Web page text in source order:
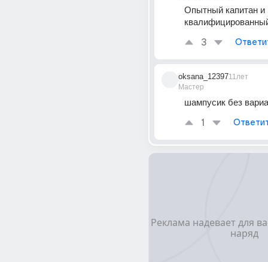
Опытный капитан и
3
oksana_12397
Мастер
11лет
шампусик без
1